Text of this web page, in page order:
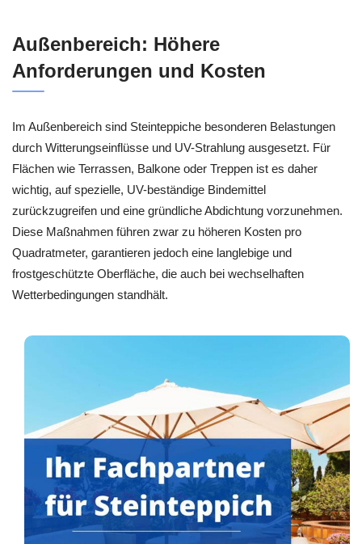
Außenbereich: Höhere
Anforderungen und Kosten
Im Außenbereich sind Steinteppiche besonderen Belastungen
durch Witterungseinflüsse und UV-Strahlung ausgesetzt. Für
Flächen wie Terrassen, Balkone oder Treppen ist es daher
wichtig, auf spezielle, UV-beständige Bindemittel
zurückzugreifen und eine gründliche Abdichtung vorzunehmen.
Diese Maßnahmen führen zwar zu höheren Kosten pro
Quadratmeter, garantieren jedoch eine langlebige und
frostgeschützte Oberfläche, die auch bei wechselhaften
Wetterbedingungen standhält.